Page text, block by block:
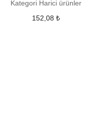
Kategori Harici ürünler
152,08₺